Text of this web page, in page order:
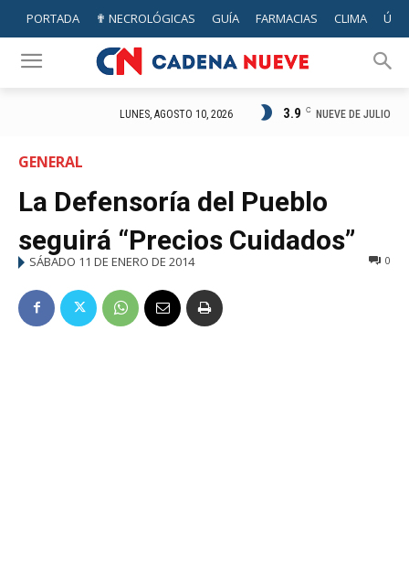
PORTADA ✟ NECROLÓGICAS GUÍA FARMACIAS CLIMA
LUNES, AGOSTO 10, 2026 3.9 C NUEVE DE JULIO
GENERAL
La Defensoría del Pueblo
seguirá “Precios Cuidados”
SÁBADO 11 DE ENERO DE 2014 0